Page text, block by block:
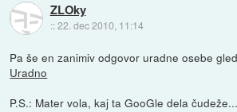
ZLOky
::22. dec 2010, 11:14
Pa še en zanimiv odgovor uradne osebe
Uradno
P.S.: Mater vola, kaj ta GooGle dela